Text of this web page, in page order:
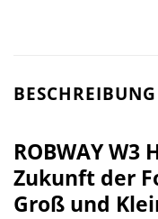
BESCHREIBUNG
ROBWAY
Zukunft der
Groß und